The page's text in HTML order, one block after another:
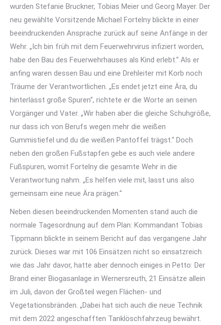
wurden Stefanie Bruckner, Tobias Meier und Georg Mayer. Der
neu gewählte Vorsitzende Michael Fortelny blickte in einer
beeindruckenden Ansprache zurück auf seine Anfänge in der
Wehr. „Ich bin früh mit dem Feuerwehrvirus infiziert worden,
habe den Bau des Feuerwehrhauses als Kind erlebt.“ Als er
anfing waren dessen Bau und eine Drehleiter mit Korb noch
Träume der Verantwortlichen. „Es endet jetzt eine Ära, du
hinterlässt große Spuren“, richtete er die Worte an seinen
Vorgänger und Vater. „Wir haben aber die gleiche Schuhgröße,
nur dass ich von Berufs wegen mehr die weißen
Gummistiefel und du die weißen Pantoffel trägst.“ Doch
neben den großen Fußstapfen gebe es auch viele andere
Fußspuren, womit Fortelny die gesamte Wehr in die
Verantwortung nahm. „Es helfen viele mit, lasst uns also
gemeinsam eine neue Ära prägen.“
Neben diesen beeindruckenden Momenten stand auch die
normale Tagesordnung auf dem Plan: Kommandant Tobias
Tippmann blickte in seinem Bericht auf das vergangene Jahr
zurück. Dieses war mit 106 Einsätzen nicht so einsatzreich
wie das Jahr davor, hatte aber dennoch einiges in Petto: Der
Brand einer Biogasanlage in Wernersreuth, 21 Einsätze allein
im Juli, davon der Großteil wegen Flächen- und
Vegetationsbränden. „Dabei hat sich auch die neue Technik
mit dem 2022 angeschafften Tanklöschfahrzeug bewährt.